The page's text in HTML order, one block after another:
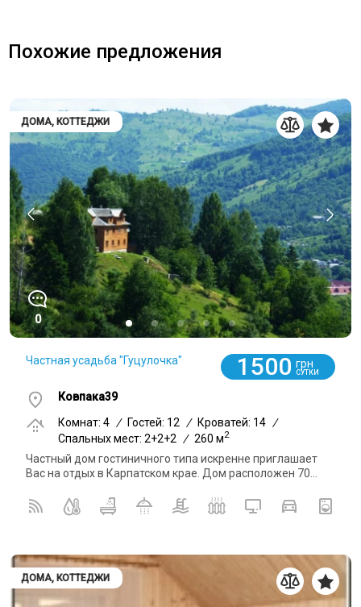
Похожие предложения
ДОМА, КОТТЕДЖИ
0
Частная усадьба "Гуцулочка" 1500 грн
СУТКИ
Ковпака39
Комнат: 4 / Гостей: 12 / Кроватей: 14 /
Спальных мест: 2+2+2
/ 260 м2
Частный дом гостиничного типа искренне приглашает
Вас на отдых в Карпатском крае. Дом расположен 70...
ДОМА, КОТТЕДЖИ